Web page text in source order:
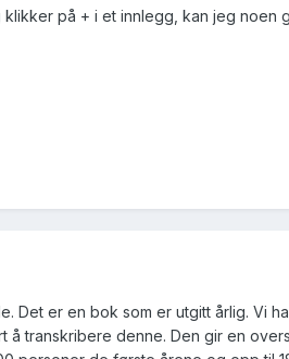
på + i et innlegg, kan jeg noen
Det er en bok som er utgitt årlig. Vi
å transkribere denne. Den gir en